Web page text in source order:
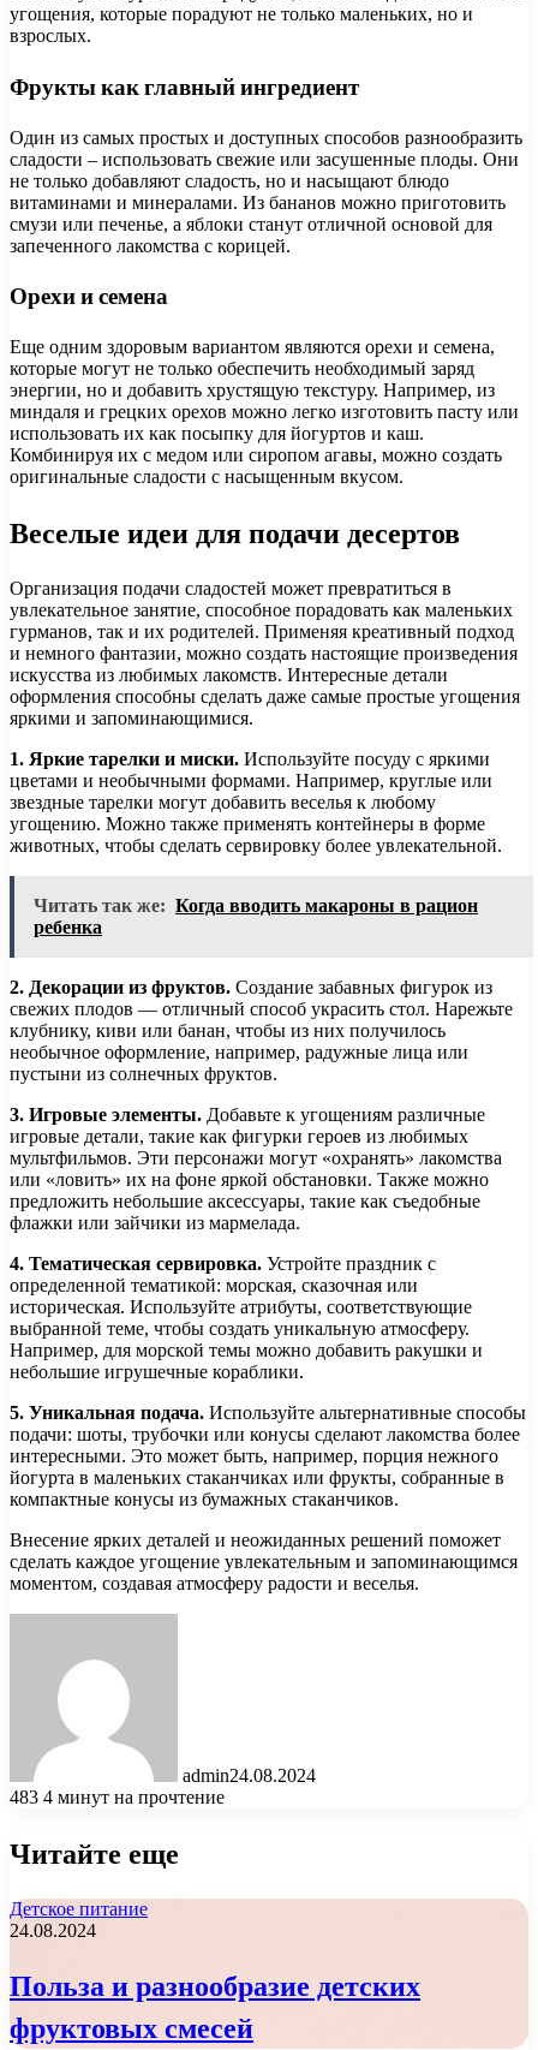
угощения, которые порадуют не только маленьких, но и
взрослых.
Фрукты как главный ингредиент
Один из самых простых и доступных способов разнообразить
сладости – использовать свежие или засушенные плоды. Они
не только добавляют сладость, но и насыщают блюдо
витаминами и минералами. Из бананов можно приготовить
смузи или печенье, а яблоки станут отличной основой для
запеченного лакомства с корицей.
Орехи и семена
Еще одним здоровым вариантом являются орехи и семена,
которые могут не только обеспечить необходимый заряд
энергии, но и добавить хрустящую текстуру. Например, из
миндаля и грецких орехов можно легко изготовить пасту или
использовать их как посыпку для йогуртов и каш.
Комбинируя их с медом или сиропом агавы, можно создать
оригинальные сладости с насыщенным вкусом.
Веселые идеи для подачи десертов
Организация подачи сладостей может превратиться в
увлекательное занятие, способное порадовать как маленьких
гурманов, так и их родителей. Применяя креативный подход
и немного фантазии, можно создать настоящие произведения
искусства из любимых лакомств. Интересные детали
оформления способны сделать даже самые простые угощения
яркими и запоминающимися.
1. Яркие тарелки и миски. Используйте посуду с яркими
цветами и необычными формами. Например, круглые или
звездные тарелки могут добавить веселья к любому
угощению. Можно также применять контейнеры в форме
животных, чтобы сделать сервировку более увлекательной.
Читать так же: Когда вводить макароны в рацион
ребенка
2. Декорации из фруктов. Создание забавных фигурок из
свежих плодов — отличный способ украсить стол. Нарежьте
клубнику, киви или банан, чтобы из них получилось
необычное оформление, например, радужные лица или
пустыни из солнечных фруктов.
3. Игровые элементы. Добавьте к угощениям различные
игровые детали, такие как фигурки героев из любимых
мультфильмов. Эти персонажи могут «охранять» лакомства
или «ловить» их на фоне яркой обстановки. Также можно
предложить небольшие аксессуары, такие как съедобные
флажки или зайчики из мармелада.
4. Тематическая сервировка. Устройте праздник с
определенной тематикой: морская, сказочная или
историческая. Используйте атрибуты, соответствующие
выбранной теме, чтобы создать уникальную атмосферу.
Например, для морской темы можно добавить ракушки и
небольшие игрушечные кораблики.
5. Уникальная подача. Используйте альтернативные способы
подачи: шоты, трубочки или конусы сделают лакомства более
интересными. Это может быть, например, порция нежного
йогурта в маленьких стаканчиках или фрукты, собранные в
компактные конусы из бумажных стаканчиков.
Внесение ярких деталей и неожиданных решений поможет
сделать каждое угощение увлекательным и запоминающимся
моментом, создавая атмосферу радости и веселья.
admin24.08.2024
483 4 минут на прочтение
Читайте еще
Детское питание
24.08.2024
Польза и разнообразие детских
фруктовых смесей